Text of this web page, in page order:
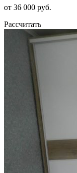
от 36 000 руб.
Рассчитать